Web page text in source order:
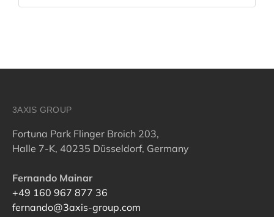
3AXIS GROUP
Fortuna Park Flinger Broich 203,
Halle 7-K, 40235 Düsseldorf, Germany
Fernando Mainar
+49 160 967 877 36
fernando@3axis-group.com